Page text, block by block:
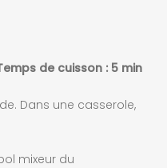
de cuisson : 5 min
Dans une casserole,
mixeur du